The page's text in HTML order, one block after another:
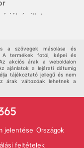
és illatszer-
a szövegek másolása és
A termékek fotói, képei és
akciós árak a weboldalon
ajánlatok a lejárati dátumig
tájékoztató jellegű és nem
árak változóak lehetnek a
jelentése Országok
feltételek